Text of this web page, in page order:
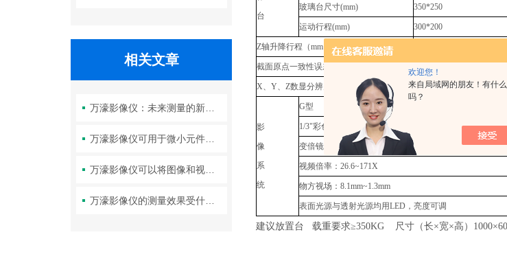
欢迎您！
来自局域网的朋友！有什
吗？
相关文章
万濠影像仪：未来测量的新视界
万濠影像仪可用于微小元件的尺寸测量和位置定位
万濠影像仪可以将图像和视频通过无线网络传输到其他设备上
万濠影像仪的测量效果受什么影响？
台
玻璃台尺寸(mm) 350*250
运动行程(mm) 300*200
Z轴升降行程（mm）
截面原点一致性误差(μm) G型：E0≤30（Z轴升降行
X、Y、Z数显分辨力：0.5μm X、Y坐标示值误差：（2.5+L/100）
影
像
系
统
G型
1/3"彩色CCD摄像机
变倍镜头倍率：0.7X~4.5X
视频倍率：26.6~171X
物方视场：8.1mm~1.3mm
表面光源与透射光源均用LED，亮度可调
建议放置台 载重要求≥350KG 尺寸（长×宽×高）